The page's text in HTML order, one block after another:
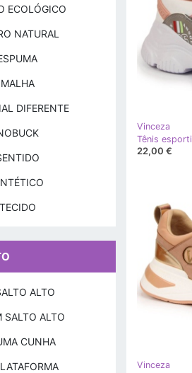
Vinceza
22,00 €
Vinceza
ECOLÓGICO
NATURAL
MALHA
DIFERENTE
TECIDO
ALTO
SALTO ALTO
CUNHA